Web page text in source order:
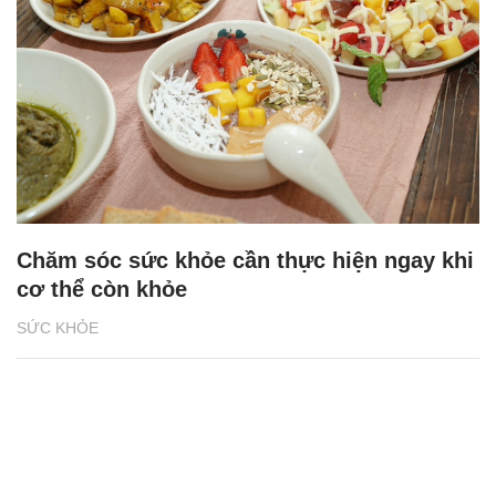
SỨC KHỎE
Chăm sóc sức khỏe cần thực hiện ngay khi
cơ thể còn khỏe